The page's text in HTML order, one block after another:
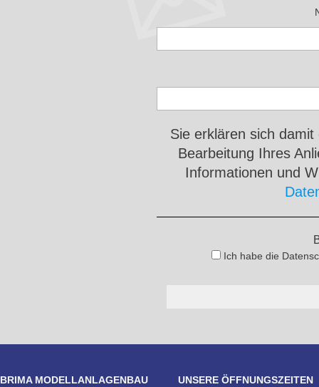
Sie erklären sich
Bearbeitung Ihres
Informationen und
Ich habe die
BRIMA MODELLANLAGENBAU
UNSERE ÖFFNUNGSZEITEN